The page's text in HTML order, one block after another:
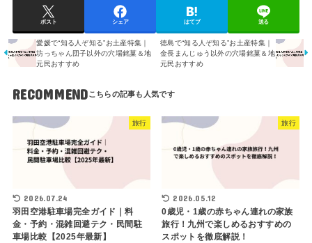
ポスト シェア はてブ 送る
愛媛で“知る人ぞ知る”お土産特集｜
坊っちゃん団子以外の穴場銘菓＆地
元民おすすめ
徳島で“知る人ぞ知る”お土産特集｜
金長まんじゅう以外の穴場銘菓＆地
元民おすすめ
RECOMMEND
旅行
2026.07.24
羽田空港駐車場完全ガイド｜料
金・予約・混雑回避テク・民間駐
車場比較【2025年最新】
旅行
2026.05.12
0歳児・1歳の赤ちゃん連れの家族
旅行！九州で楽しめるおすすめの
スポットを徹底解説！